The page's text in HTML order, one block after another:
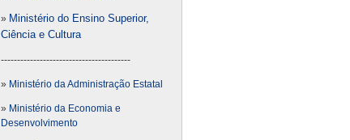
» Ministério do Ensino Superior,
Ciência e Cultura
----------------------------------------
» Ministério da Administração Estatal
» Ministério da Economia e
Desenvolvimento